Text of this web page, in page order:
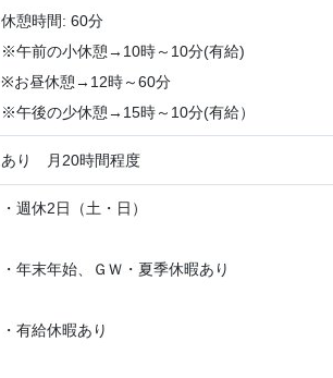
休憩時間: 60分
※午前の小休憩→10時～10分(有給)
※お昼休憩→12時～60分
※午後の少休憩→15時～10分(有給）
あり 月20時間程度
・週休2日（土・日）
・年末年始、ＧＷ・夏季休暇あり
・有給休暇あり